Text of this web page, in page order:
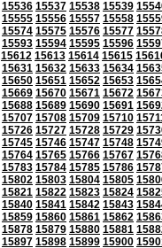
15536 15537 15538 15539
15555 15556 15557 15558
15574 15575 15576 15577
15593 15594 15595 15596
15612 15613 15614 15615
15631 15632 15633 15634
15650 15651 15652 15653
15669 15670 15671 15672
15688 15689 15690 15691
15707 15708 15709 15710
15726 15727 15728 15729
15745 15746 15747 15748
15764 15765 15766 15767
15783 15784 15785 15786
15802 15803 15804 15805
15821 15822 15823 15824
15840 15841 15842 15843
15859 15860 15861 15862
15878 15879 15880 15881
15897 15898 15899 15900